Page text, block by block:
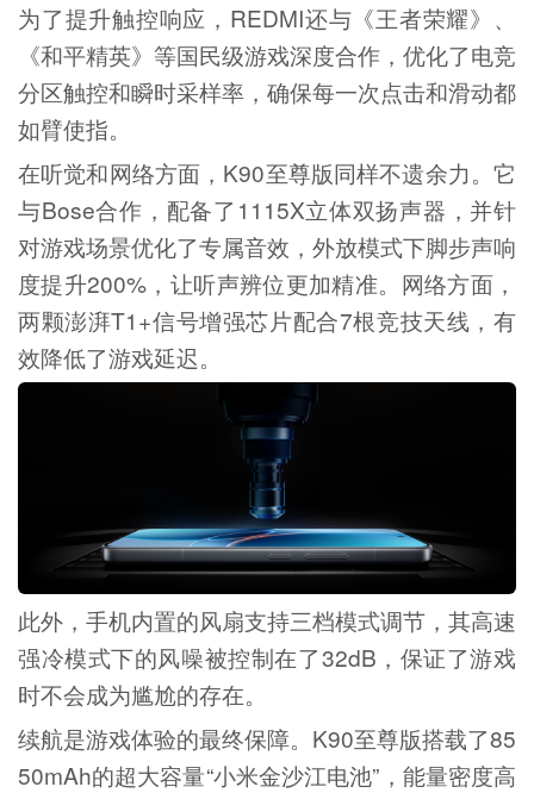
为了提升触控响应，REDMI还与《王者荣耀》、
《和平精英》等国民级游戏深度合作，优化了电竞
分区触控和瞬时采样率，确保每一次点击和滑动都
如臂使指。
在听觉和网络方面，K90至尊版同样不遗余力。它
与Bose合作，配备了1115X立体双扬声器，并针
对游戏场景优化了专属音效，外放模式下脚步声响
度提升200%，让听声辨位更加精准。网络方面，
两颗澎湃T1+信号增强芯片配合7根竞技天线，有
效降低了游戏延迟。
此外，手机内置的风扇支持三档模式调节，其高速
强冷模式下的风噪被控制在了32dB，保证了游戏
时不会成为尴尬的存在。
续航是游戏体验的最终保障。K90至尊版搭载了85
50mAh的超大容量“小米金沙江电池”，能量密度高